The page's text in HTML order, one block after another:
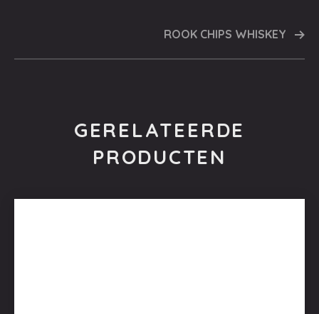
ROOK CHIPS WHISKEY
GERELATEERDE
PRODUCTEN